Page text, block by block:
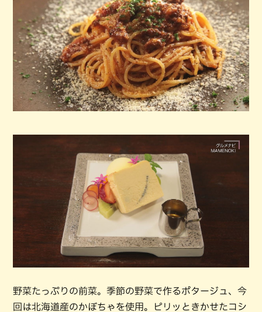
野菜たっぷりの前菜。季節の野菜で作るポタージュ、今
回は北海道産のかぼちゃを使用。ピリッときかせたコシ